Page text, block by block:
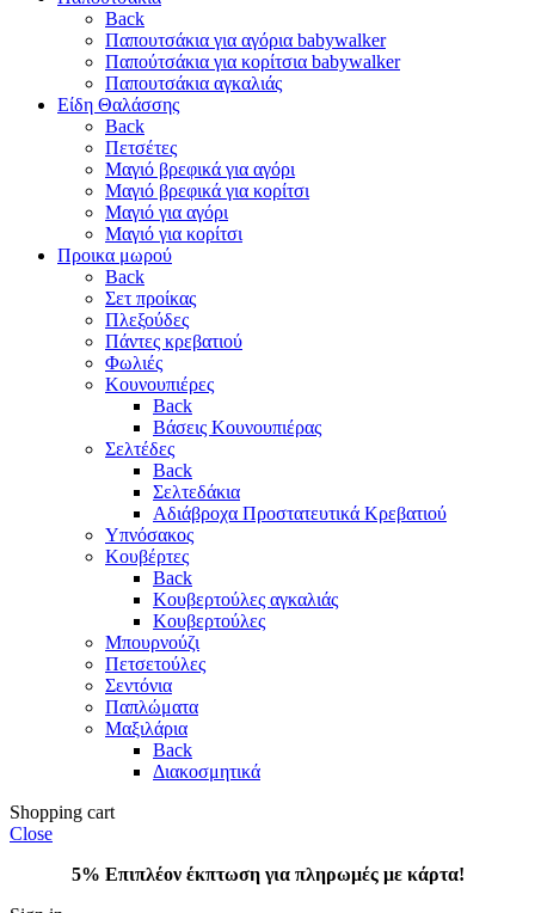
Back
Παπουτσάκια για αγόρια babywalker
Παπούτσάκια για κορίτσια babywalker
Παπουτσάκια αγκαλιάς
Είδη Θαλάσσης
Back
Πετσέτες
Μαγιό βρεφικά για αγόρι
Μαγιό βρεφικά για κορίτσι
Μαγιό για αγόρι
Μαγιό για κορίτσι
Προικα μωρού
Back
Σετ προίκας
Πλεξούδες
Πάντες κρεβατιού
Φωλιές
Κουνουπιέρες
Back
Βάσεις Κουνουπιέρας
Σελτέδες
Back
Σελτεδάκια
Αδιάβροχα Προστατευτικά Κρεβατιού
Υπνόσακος
Κουβέρτες
Back
Κουβερτούλες αγκαλιάς
Κουβερτούλες
Μπουρνούζι
Πετσετούλες
Σεντόνια
Παπλώματα
Μαξιλάρια
Back
Διακοσμητικά
Shopping cart
Close
5% Επιπλέον έκπτωση για πληρωμές με κάρτα!